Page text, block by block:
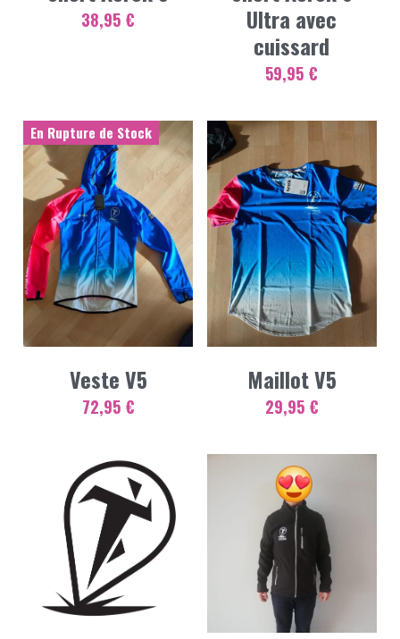
Réseaux38,95 €
Ultra avec
cuissard
59,95 €
En Rupture de Stock
Veste V5
72,95 €
Maillot V5
29,95 €